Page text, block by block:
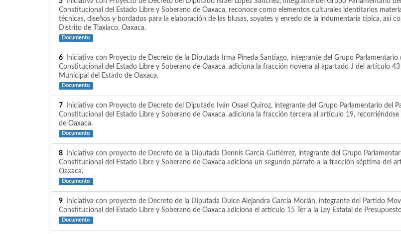
Constitucional del Estado Libre y Soberano de Oaxaca, reconoce como elementos culturales identitarios
técnicas, diseños y bordados para la elaboración de las blusas, soyates y enredo de la indumentaria típica, así
Distrito de Tlaxiaco, Oaxaca.
Documento
6
Iniciativa con Proyecto de Decreto de la Diputada Irma Pineda Santiago, integrante del Grupo Parlamentario
Constitucional del Estado Libre y Soberano de Oaxaca, adiciona la fracción novena al apartado J del artículo
Municipal del Estado de Oaxaca.
Documento
7
Iniciativa con Proyecto de Decreto del Diputado Iván Osael Quiroz, integrante del Grupo Parlamentario del
Constitucional del Estado Libre y Soberano de Oaxaca, adiciona la fracción tercera al artículo 19,
de Oaxaca.
Documento
8
Iniciativa con proyecto de Decreto de la Diputada Dennis García Gutiérrez, integrante del Grupo
Constitucional del Estado Libre y Soberano de Oaxaca adiciona un segundo párrafo a la fracción séptima del
Oaxaca.
Documento
9
Iniciativa con proyecto de Decreto de la Diputada Dulce Alejandra García Morlán, integrante del Partido
Constitucional del Estado Libre y Soberano de Oaxaca adiciona el artículo 15 Ter a la Ley Estatal de
Documento